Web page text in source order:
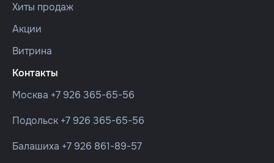
Хиты продаж
Акции
Витрина
Контакты
Москва +7 926 365-65-56
Подольск +7 926 365-65-56
Балашиха +7 926 861-89-57